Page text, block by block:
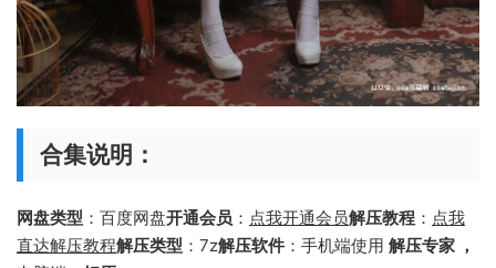
合集说明：
网盘类型 ：百度网盘开通会员 ： 点我开通会员解压教程 ： 点我
直达解压教程解压类型 ：7z解压软件 ：手机端使用 解压专家 ，